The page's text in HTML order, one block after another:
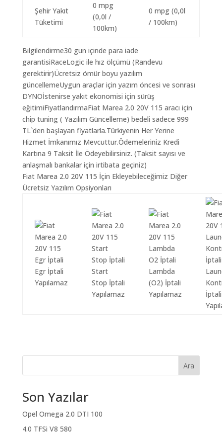
Şehir Yakıt
Tüketimi
0 mpg
(0,0l /
100km)
0 mpg (0,0l
/ 100km)
Bilgilendirme30 gun içinde para iade
garantisiRaceLogic ile hız ölçümü (Randevu
gerektirir)Ücretsiz ömür boyu yazılım
güncellemeUygun araçlar için yazım öncesi ve sonrası
DYNOİstenirse yakıt ekonomisi için sürüş
eğitimiFiyatlandırmaFiat Marea 2.0 20V 115 aracı için
chip tuning ( Yazılım Güncelleme) bedeli sadece 999
TL`den başlayan fiyatlarla.Türkiyenin Her Yerine
Hizmet İmkanımız Mevcuttur.Ödemeleriniz Kredi
Kartına 9 Taksit İle Ödeyebilirsiniz. (Taksit sayısı ve
anlaşmalı bankalar için irtibata geçiniz)
Fiat Marea 2.0 20V 115 İçin Ekleyebileceğimiz Diğer
Ücretsiz Yazılım Opsiyonları
Egr İptali
Yapılamaz
Start
Stop İptali
Yapılamaz
Lambda
(O2) İptali
Yapılamaz
İptali
Ara
Son Yazılar
Opel Omega 2.0 DTI 100
4.0 TFSi V8 580